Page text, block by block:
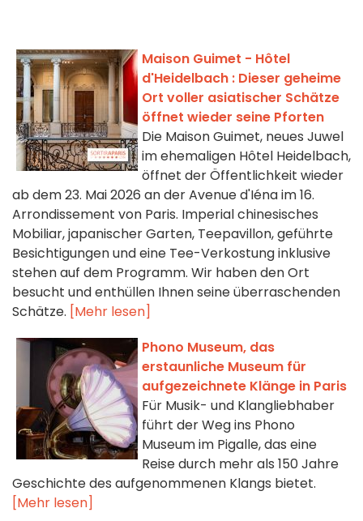
Maison Guimet - Hôtel
d'Heidelbach : Dieser geheime
Ort voller asiatischer Schätze
öffnet wieder seine Pforten
Die Maison Guimet, neues Juwel
im ehemaligen Hôtel Heidelbach,
öffnet der Öffentlichkeit wieder
ab dem 23. Mai 2026 an der Avenue d'Iéna im 16.
Arrondissement von Paris. Imperial chinesisches
Mobiliar, japanischer Garten, Teepavillon, geführte
Besichtigungen und eine Tee-Verkostung inklusive
stehen auf dem Programm. Wir haben den Ort
besucht und enthüllen Ihnen seine überraschenden
Schätze. [Mehr lesen]
Phono Museum, das
erstaunliche Museum für
aufgezeichnete Klänge in Paris
Für Musik- und Klangliebhaber
führt der Weg ins Phono
Museum im Pigalle, das eine
Reise durch mehr als 150 Jahre
Geschichte des aufgenommenen Klangs bietet.
[Mehr lesen]